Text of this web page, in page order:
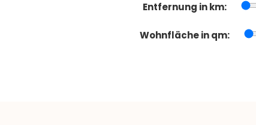
Entfernung in km:
Wohnfläche in qm: